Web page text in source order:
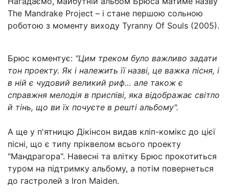
The Mandrake Project – і стане першою сольною
роботою з моменту виходу Tyranny Of Souls (2005).
Брюс коментує: "Цим треком було важливо задати
тон проекту. Як і належить її назві, це важка пісня, і
в ній є чудовий великий риф… але також є
справжня мелодія в приспіві, яка відображає світло
й тінь, що ви їх почуєте в решті альбому".
А ще у п'ятницю Дікінсон видав кліп-комікс до цієї
пісні, що є типу пріквелом всього проекту
"Мандрагора". Навесні та влітку Брюс прокотиться
туром на підтримку альбому, а потім повернеться
до гастролей з Iron Maiden.